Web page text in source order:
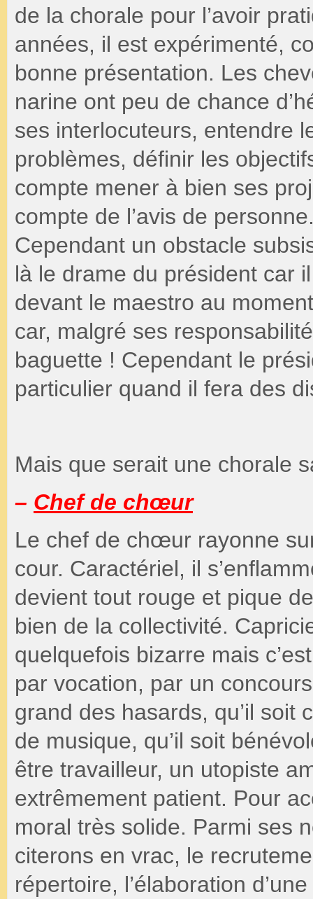
de la chorale pour l’avoir
années, il est expérimenté,
bonne présentation. Les
narine ont peu de chance
ses interlocuteurs, entendre
problèmes, définir les
compte mener à bien ses
compte de l’avis de
Cependant un obstacle
là le drame du président car
devant le maestro au
car, malgré ses
baguette ! Cependant le
particulier quand il fera des
Mais que serait une chorale
– Chef de chœur
Le chef de chœur rayonne
cour. Caractériel, il
devient tout rouge et pique
bien de la collectivité.
quelquefois bizarre mais
par vocation, par un
grand des hasards, qu’il soit
de musique, qu’il soit
être travailleur, un utopiste
extrêmement patient. Pour
moral très solide. Parmi ses
citerons en vrac, le
répertoire, l’élaboration